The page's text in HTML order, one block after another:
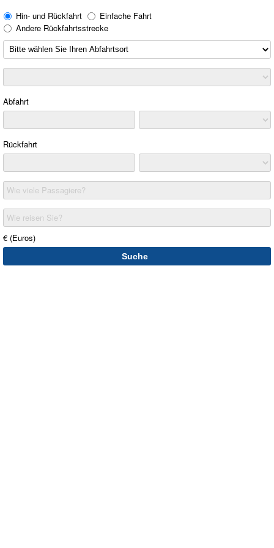
Hin- und Rückfahrt
Einfache Fahrt
Andere Rückfahrtsstrecke
Abfahrt
Rückfahrt
Wie viele Passagiere?
Wie reisen Sie?
€ (Euros)
Suche